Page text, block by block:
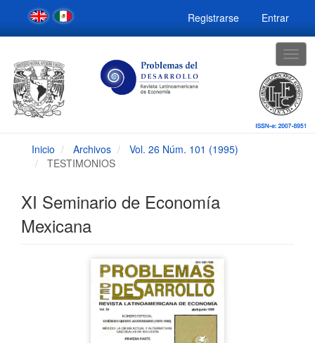
Navegación
principal
Contenido
Barra
lateral
Registrarse Entrar
Inicio Archivos
Vol. 26 Núm. 101 (1995)
TESTIMONIOS
XI Seminario de Economía
Mexicana